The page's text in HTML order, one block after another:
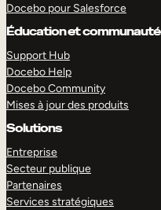
Docebo pour Salesforce
Éducation et communauté
Support Hub
Docebo Help
Docebo Community
Mises à jour des produits
Solutions
Entreprise
Secteur publique
Partenaires
Services stratégiques